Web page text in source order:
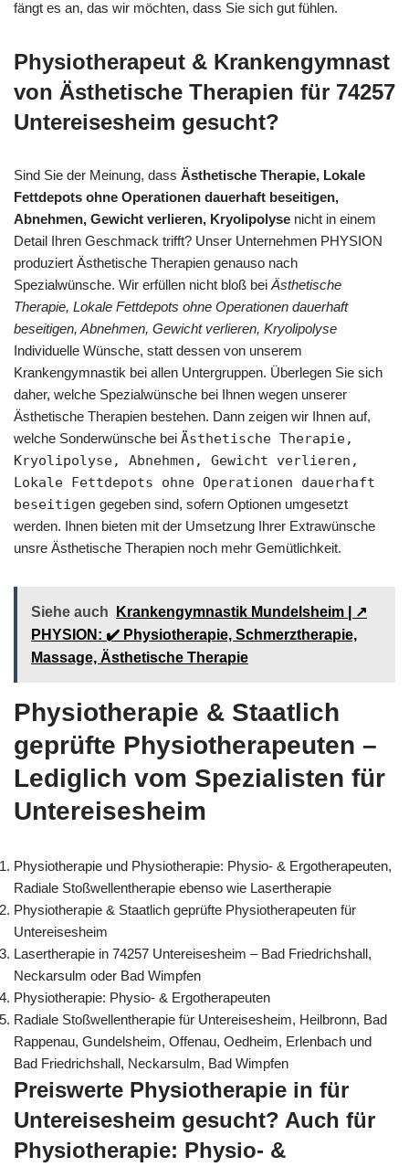
fängt es an, das wir möchten, dass Sie sich gut fühlen.
Physiotherapeut & Krankengymnast
von Ästhetische Therapien für 74257
Untereisesheim gesucht?
Sind Sie der Meinung, dass Ästhetische Therapie, Lokale
Fettdepots ohne Operationen dauerhaft beseitigen,
Abnehmen, Gewicht verlieren, Kryolipolyse nicht in einem
Detail Ihren Geschmack trifft? Unser Unternehmen PHYSION
produziert Ästhetische Therapien genauso nach
Spezialwünsche. Wir erfüllen nicht bloß bei Ästhetische
Therapie, Lokale Fettdepots ohne Operationen dauerhaft
beseitigen, Abnehmen, Gewicht verlieren, Kryolipolyse
Individuelle Wünsche, statt dessen von unserem
Krankengymnastik bei allen Untergruppen. Überlegen Sie sich
daher, welche Spezialwünsche bei Ihnen wegen unserer
Ästhetische Therapien bestehen. Dann zeigen wir Ihnen auf,
welche Sonderwünsche bei Ästhetische Therapie,
Kryolipolyse, Abnehmen, Gewicht verlieren,
Lokale Fettdepots ohne Operationen dauerhaft
beseitigen gegeben sind, sofern Optionen umgesetzt
werden. Ihnen bieten mit der Umsetzung Ihrer Extrawünsche
unsre Ästhetische Therapien noch mehr Gemütlichkeit.
Siehe auch
Krankengymnastik Mundelsheim | ↗️
PHYSION: ✔️ Physiotherapie, Schmerztherapie,
Massage, Ästhetische Therapie
Physiotherapie & Staatlich
geprüfte Physiotherapeuten –
Lediglich vom Spezialisten für
Untereisesheim
Physiotherapie und Physiotherapie: Physio- & Ergotherapeuten,
Radiale Stoßwellentherapie ebenso wie Lasertherapie
Physiotherapie & Staatlich geprüfte Physiotherapeuten für
Untereisesheim
Lasertherapie in 74257 Untereisesheim – Bad Friedrichshall,
Neckarsulm oder Bad Wimpfen
Physiotherapie: Physio- & Ergotherapeuten
Radiale Stoßwellentherapie für Untereisesheim, Heilbronn, Bad
Rappenau, Gundelsheim, Offenau, Oedheim, Erlenbach und
Bad Friedrichshall, Neckarsulm, Bad Wimpfen
Preiswerte Physiotherapie in für
Untereisesheim gesucht? Auch für
Physiotherapie: Physio- &